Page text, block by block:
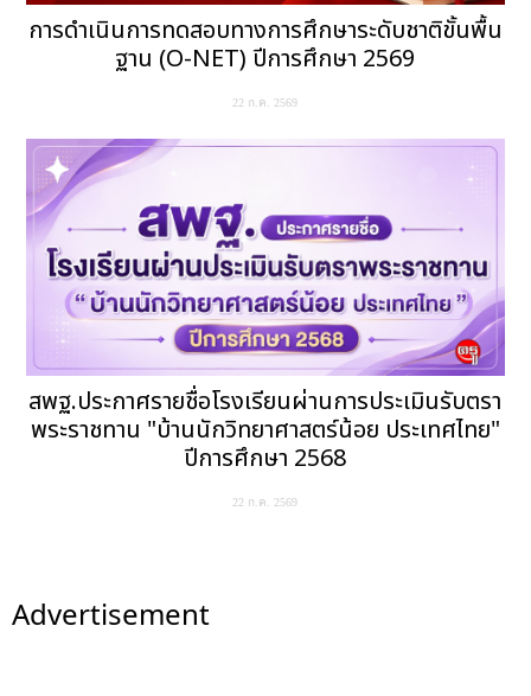
การดำเนินการทดสอบทางการศึกษาระดับชาติขั้นพื้น
ฐาน (O-NET) ปีการศึกษา 2569
22 ก.ค. 2569
สพฐ.ประกาศรายชื่อโรงเรียนผ่านการประเมินรับตรา
พระราชทาน "บ้านนักวิทยาศาสตร์น้อย ประเทศไทย"
ปีการศึกษา 2568
22 ก.ค. 2569
Advertisement